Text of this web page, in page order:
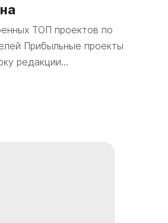
ТОП проектов по
Прибыльные проекты
редакции…